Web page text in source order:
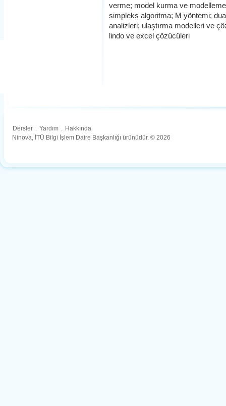
verme; model kurma ve
simpleks algoritma; M yöntemi;
analizleri; ulaştırma modelleri ve
lindo ve excel çözücüleri
Dersler . Yardım . Hakkında
Ninova, İTÜ Bilgi İşlem Daire Başkanlığı ürünüdür. © 2026